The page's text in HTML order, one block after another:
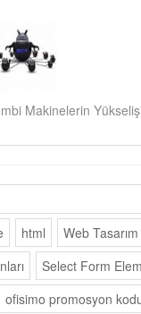
Makinelerin
html Web Tasarım
Select Form
ofisimo promosyon